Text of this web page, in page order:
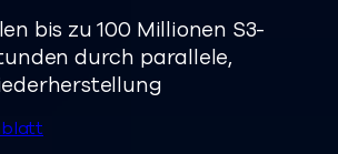
bis zu 100 Millionen S3-
durch parallele,